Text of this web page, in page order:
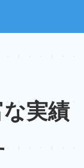
実績